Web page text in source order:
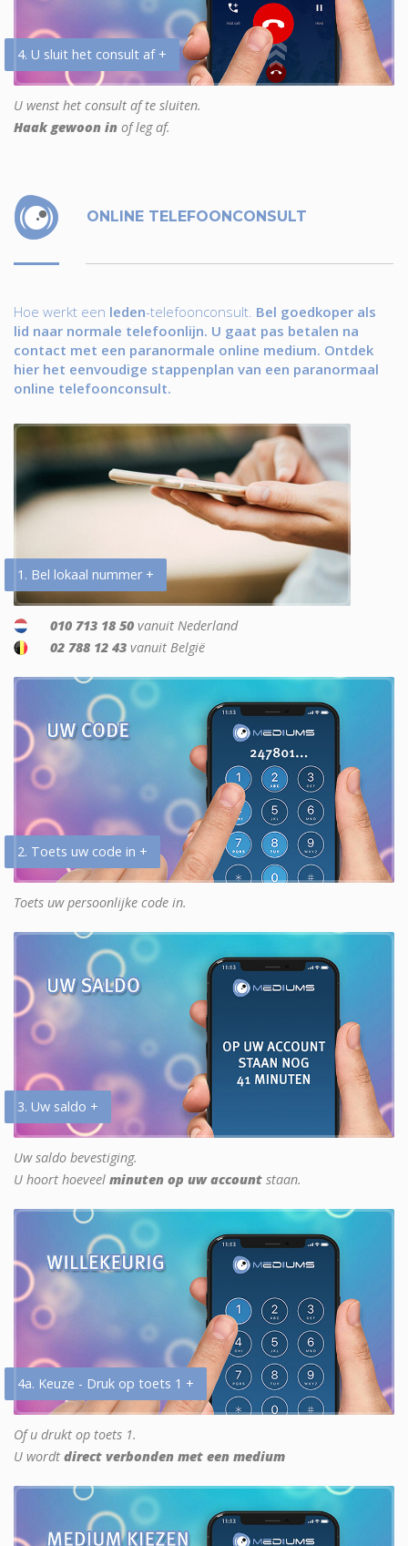
4. U sluit het consult af +
U wenst het consult af te sluiten.
Haak gewoon in of leg af.
ONLINE TELEFOONCONSULT
Hoe werkt een leden-telefoonconsult. Bel goedkoper als
lid naar normale telefoonlijn. U gaat pas betalen na
contact met een paranormale online medium. Ontdek
hier het eenvoudige stappenplan van een paranormaal
online telefoonconsult.
1. Bel lokaal nummer +
010 713 18 50 vanuit Nederland
02 788 12 43 vanuit België
2. Toets uw code in +
Toets uw persoonlijke code in.
3. Uw saldo +
Uw saldo bevestiging.
U hoort hoeveel minuten op uw account staan.
4a. Keuze - Druk op toets 1 +
Of u drukt op toets 1.
U wordt direct verbonden met een medium